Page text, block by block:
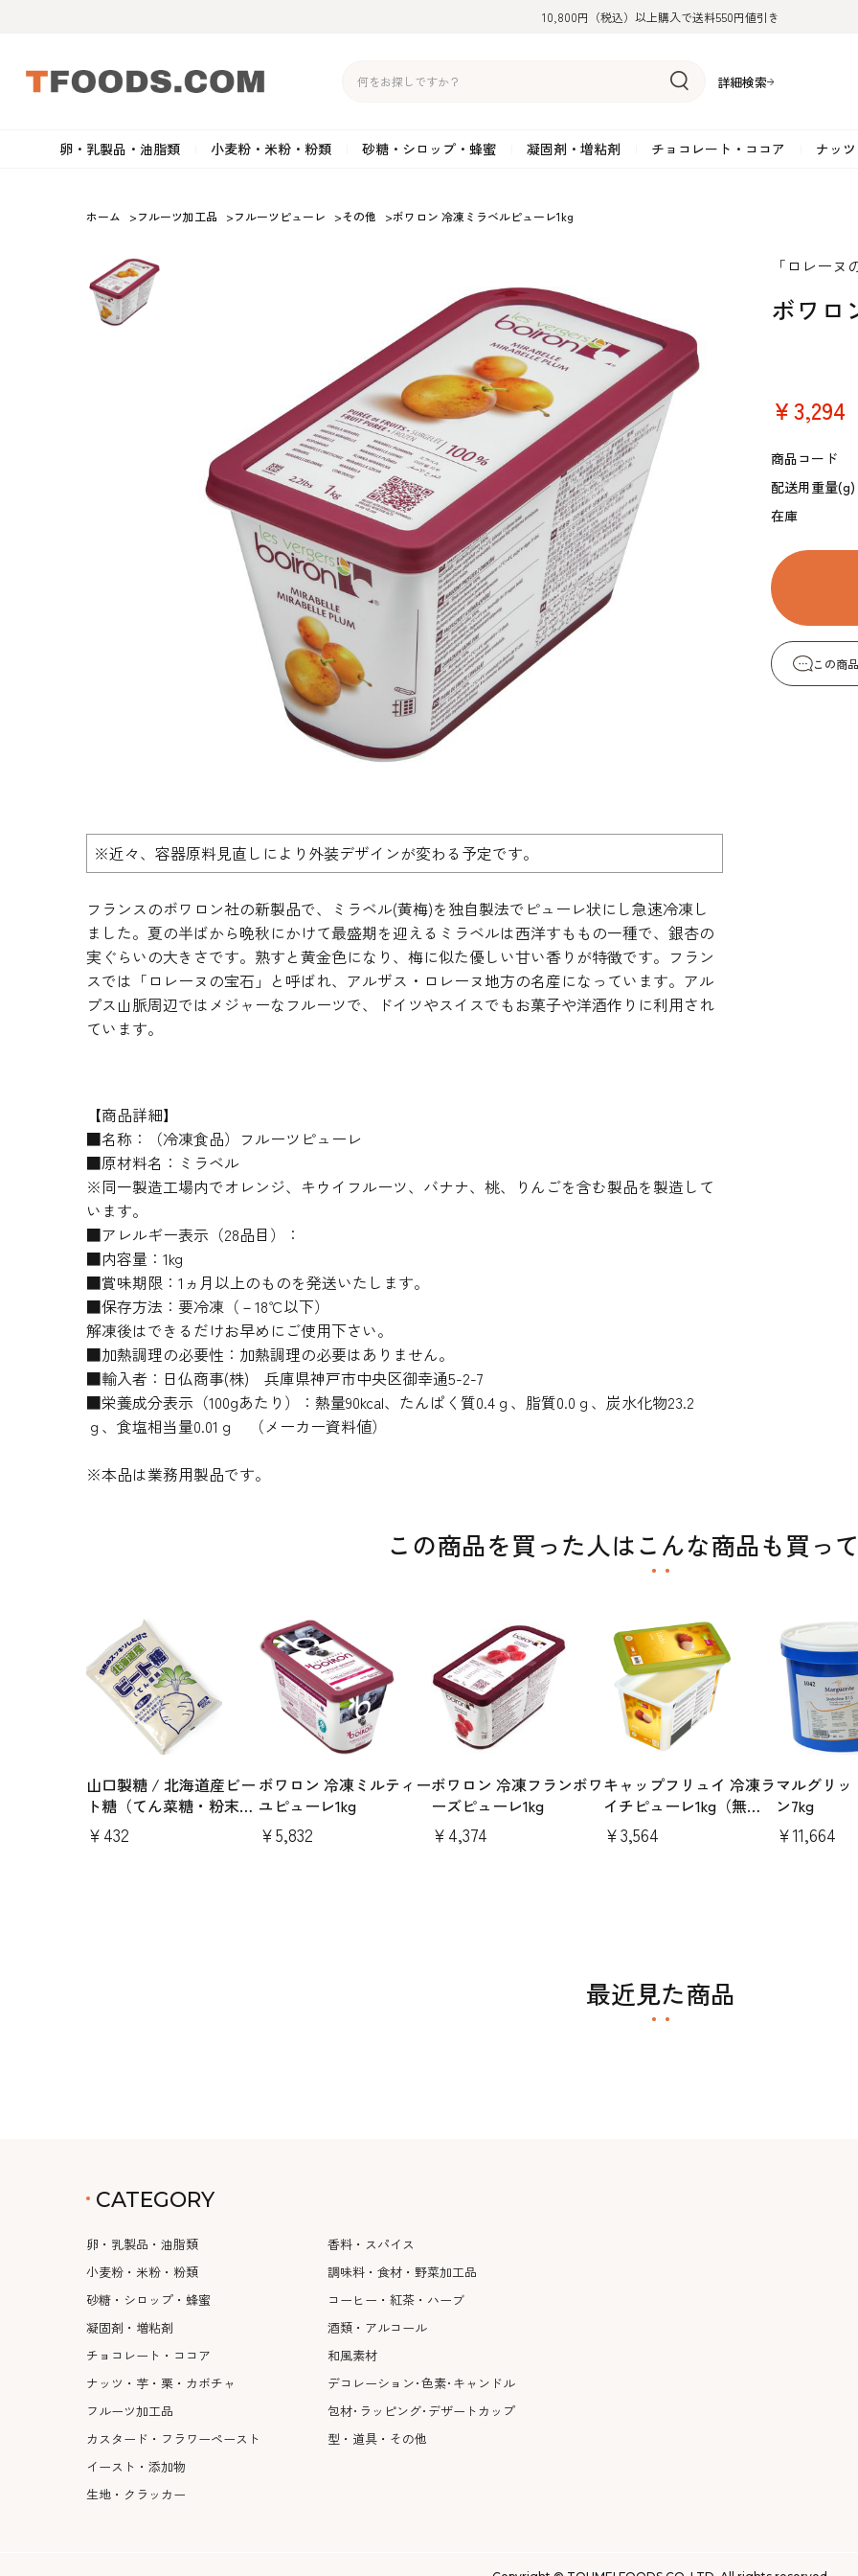
10,800円（税込）以上購入で送料550円値引き
詳細検索
卵・乳製品・油脂類
バター
クリームチーズ
その他のチーズ
生クリーム・ホイップクリーム
オイル・ラード
小麦粉・米粉・粉類
強力粉
全粒粉・ライ麦粉・セモリナ粉
米粉
でんぷん粉
砂糖・シロップ・蜂蜜
砂糖
カラメル加工品
凝固剤・増粘剤
アガー
チョコレート・ココア
ホワイトチョコレート
ガナッシュ用チョコレー
ナッ
アーモンド
ヘーゼルナッツ
その他のナ
ドライフルーツ
フルーツホール・カット
フリーズドライ
卵・乳製品・油脂類 凝固剤・増粘剤
ボチャ
香料・スパイス
調味料・食材・野菜
加工品
コーヒー・紅茶・ハ
ーブ
酒類・アルコール
ホーム >フルーツ加工品 >フルーツピューレ >その他 >ボワロン 冷凍ミラベルピューレ1kg
※近々、容器原料見直しにより外装デザインが変わる予定です。
フランスのボワロン社の新製品で、ミラベル(黄梅)を独自製法でピューレ状にし急速冷凍し
ました。夏の半ばから晩秋にかけて最盛期を迎えるミラベルは西洋すももの一種で、銀杏の
実ぐらいの大きさです。熟すと黄金色になり、梅に似た優しい甘い香りが特徴です。フラン
スでは「ロレーヌの宝石」と呼ばれ、アルザス・ロレーヌ地方の名産になっています。アル
プス山脈周辺ではメジャーなフルーツで、ドイツやスイスでもお菓子や洋酒作りに利用され
ています。
【商品詳細】
■名称：（冷凍食品）フルーツピューレ
■原材料名：ミラベル
※同一製造工場内でオレンジ、キウイフルーツ、バナナ、桃、りんごを含む製品を製造して
います。
■アレルギー表示（28品目）：
■内容量：1kg
■賞味期限：1ヵ月以上のものを発送いたします。
■保存方法：要冷凍（－18℃以下）
解凍後はできるだけお早めにご使用下さい。
■加熱調理の必要性：加熱調理の必要はありません。
■輸入者：日仏商事(株) 兵庫県神戸市中央区御幸通5-2-7
■栄養成分表示（100gあたり）：熱量90kcal、たんぱく質0.4ｇ、脂質0.0ｇ、炭水化物23.2
ｇ、食塩相当量0.01ｇ （メーカー資料値）
※本品は業務用製品です。
「ロレー
ボワロ
￥3,294
商品コード
配送用重量(g)
在庫
この商
この商品を買った人はこんな商品も買っ
山口製糖 / 北海道産ビー
ト糖（てん菜糖・粉末タ
イプ）600g
￥432
ボワロン 冷凍ミルティー
ユピューレ1kg
￥5,832
ボワロン 冷凍フランボワ
ーズピューレ1kg
￥4,374
キャップフリュイ 冷凍ラ
イチピューレ1kg（無
糖）
￥3,564
マルグリ
ン7kg
￥11,664
最近見た商品
CATEGORY
卵・乳製品・油脂類
小麦粉・米粉・粉類
砂糖・シロップ・蜂蜜
凝固剤・増粘剤
チョコレート・ココア
ナッツ・芋・栗・カボチャ
フルーツ加工品
カスタード・フラワーペースト
イースト・添加物
生地・クラッカー
香料・スパイス
調味料・食材・野菜加工品
コーヒー・紅茶・ハーブ
酒類・アルコール
和風素材
デコレーション･色素･キャンドル
包材･ラッピング･デザートカップ
型・道具・その他